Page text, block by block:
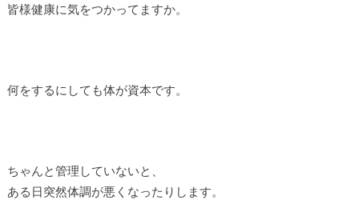
皆様健康に気をつかってますか。
何をするにしても体が資本です。
ちゃんと管理していないと、
ある日突然体調が悪くなったりします。